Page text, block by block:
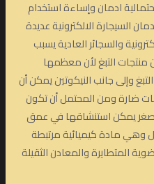
ادمان وإساءة استخدام
السيجارة الالكترونية عديدة
والسجائر العادية يسبب
منتجات التبغ لأن معظمها
وإلى جانب النيكوتين يمكن أن
ضارة ومن المحتمل أن تكون
يمكن استنشاقها في عمق
وهي مادة كيميائية مرتبطة
المتطايرة والمعادن الثقيلة